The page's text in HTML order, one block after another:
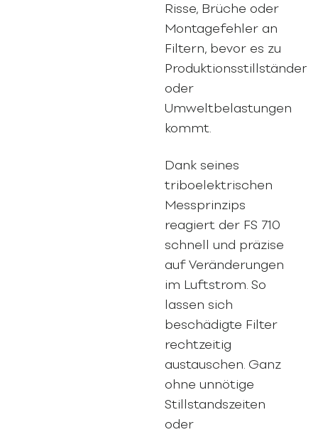
Risse, Brüche oder
Montagefehler an
Filtern, bevor es zu
Produktionsstillständen
oder
Umweltbelastungen
kommt.
Dank seines
triboelektrischen
Messprinzips
reagiert der FS 710
schnell und präzise
auf Veränderungen
im Luftstrom. So
lassen sich
beschädigte Filter
rechtzeitig
austauschen. Ganz
ohne unnötige
Stillstandszeiten
oder